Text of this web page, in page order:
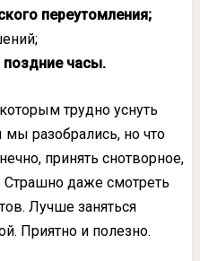
переутомления;
поздние часы.
трудно уснуть
разобрались, но что
принять снотворное,
Страшно даже смотреть
Лучше заняться
Приятно и полезно.